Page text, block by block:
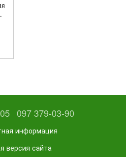
097 379-03-90
информация
версия сайта